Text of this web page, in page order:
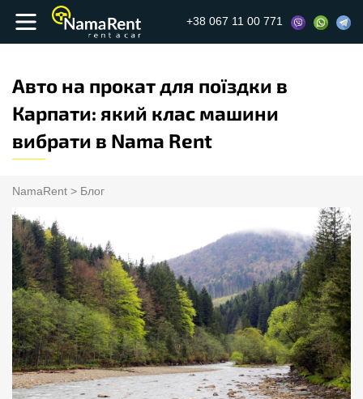
+38 067 11 00 771
Авто на прокат для поїздки в
Карпати: який клас машини
вибрати в Nama Rent
NamaRent > Блог